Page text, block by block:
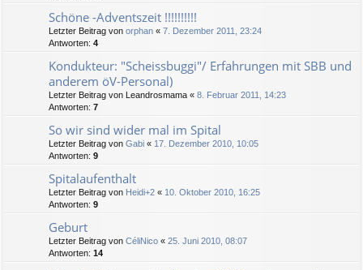
Schöne -Adventszeit !!!!!!!!!!
Letzter Beitrag von orphan « 7. Dezember 2011, 23:24
Antworten: 4
Kondukteur: "Scheissbuggi"/ Erfahrungen mit SBB und
anderem öV-Personal)
Letzter Beitrag von Leandrosmama « 8. Februar 2011, 14:23
Antworten: 7
So wir sind wider mal im Spital
Letzter Beitrag von Gabi « 17. Dezember 2010, 10:05
Antworten: 9
Spitalaufenthalt
Letzter Beitrag von Heidi+2 « 10. Oktober 2010, 16:25
Antworten: 9
Geburt
Letzter Beitrag von CéliNico « 25. Juni 2010, 08:07
Antworten: 14